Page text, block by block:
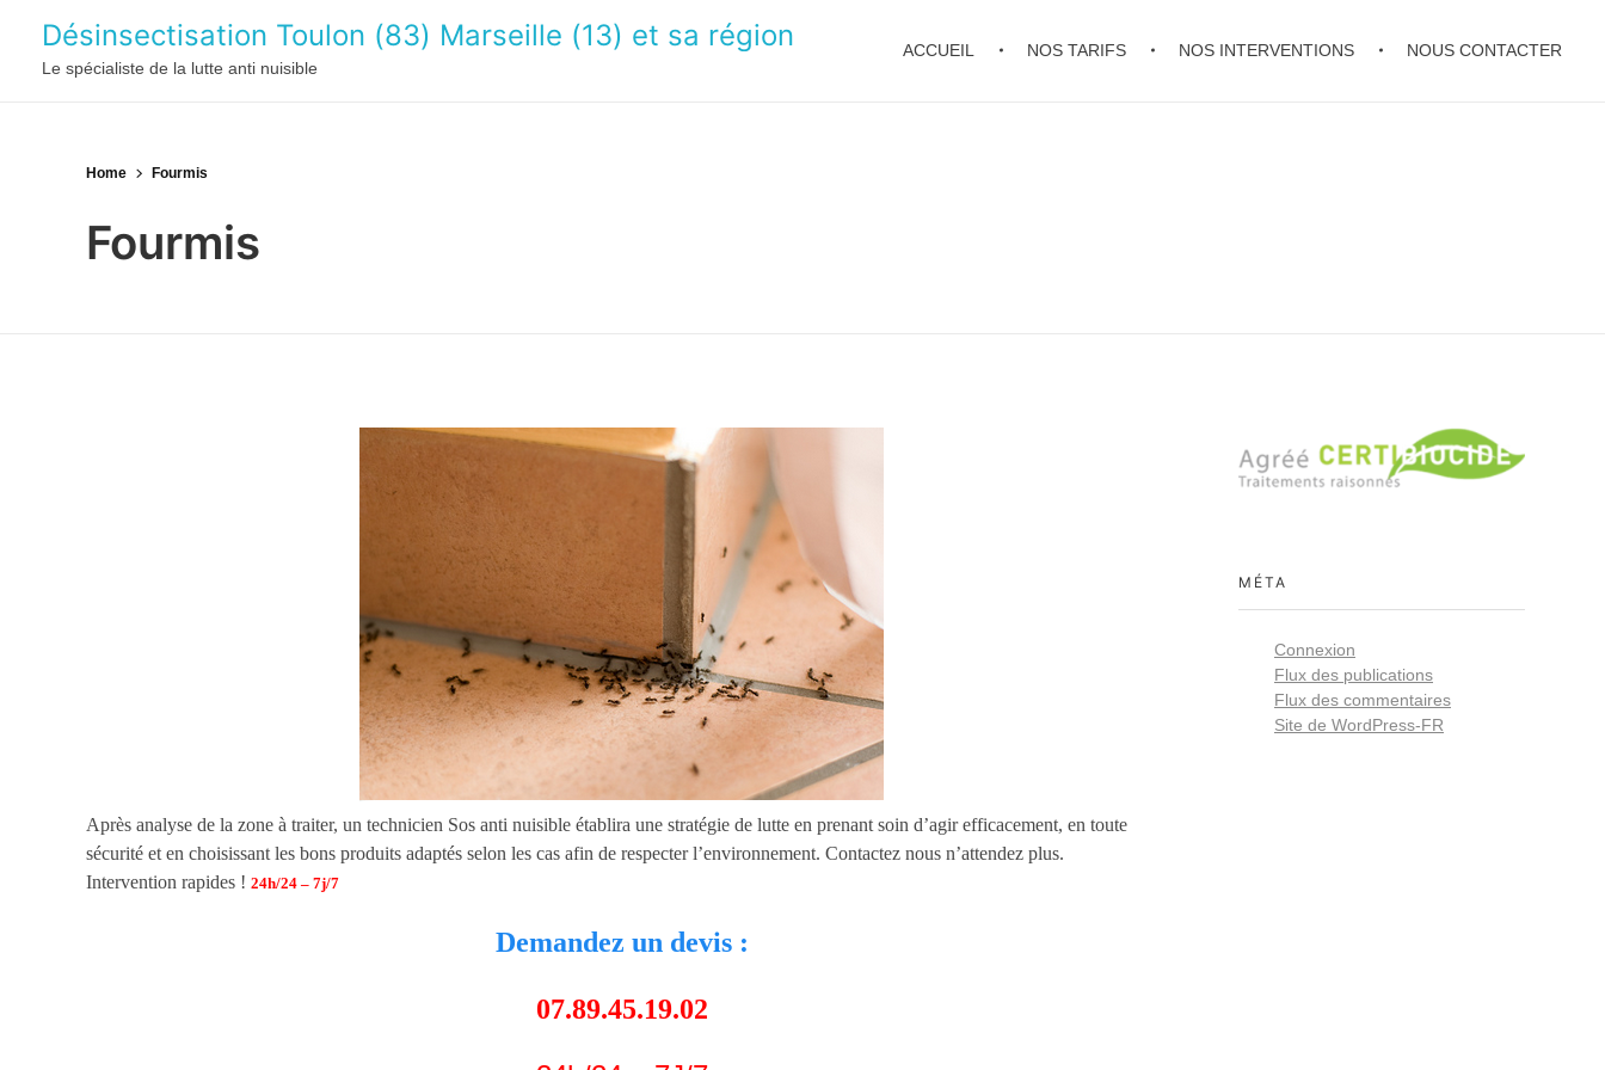
Désinsectisation Toulon (83) Marseille (13) et sa région
Le spécialiste de la lutte anti nuisible
ACCUEIL NOS TARIFS NOS INTERVENTIONS NOUS CONTACTER
Home Fourmis
Fourmis
Après analyse de la zone à traiter, un technicien Sos anti nuisible établira une stratégie de lutte en prenant soin d’agir efficacement, en toute
sécurité et en choisissant les bons produits adaptés selon les cas afin de respecter l’environnement. Contactez nous n’attendez plus.
Intervention rapides ! 24h/24 – 7j/7
Demandez un devis :
07.89.45.19.02
MÉTA
Connexion
Flux des publications
Flux des commentaires
Site de WordPress-FR